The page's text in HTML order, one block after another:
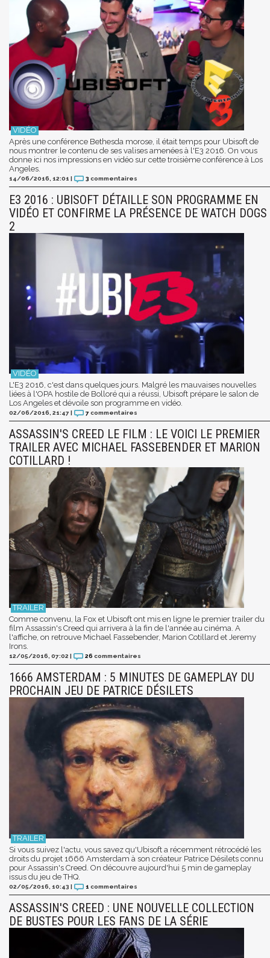
Après une conférence Bethesda morose, il était temps pour Ubisoft de
nous montrer le contenu de ses valises amenées à l'E3 2016. On vous
donne ici nos impressions en vidéo sur cette troisième conférence à Los
Angeles.
14/06/2016, 12:01 | 3 commentaires
E3 2016 : UBISOFT DÉTAILLE SON PROGRAMME EN
VIDÉO ET CONFIRME LA PRÉSENCE DE WATCH DOGS
2
L'E3 2016, c'est dans quelques jours. Malgré les mauvaises nouvelles
liées à l'OPA hostile de Bolloré qui a réussi, Ubisoft prépare le salon de
Los Angeles et dévoile son programme en vidéo.
02/06/2016, 21:47 | 7commentaires
ASSASSIN'S CREED LE FILM : LE VOICI LE PREMIER
TRAILER AVEC MICHAEL FASSEBENDER ET MARION
COTILLARD !
Comme convenu, la Fox et Ubisoft ont mis en ligne le premier trailer du
film Assassin's Creed qui arrivera à la fin de l'année au cinéma. A
l'affiche, on retrouve Michael Fassebender, Marion Cotillard et Jeremy
Irons.
12/05/2016, 07:02 | 26 commentaires
1666 AMSTERDAM : 5 MINUTES DE GAMEPLAY DU
PROCHAIN JEU DE PATRICE DÉSILETS
Si vous suivez l'actu, vous savez qu'Ubisoft a récemment rétrocédé les
droits du projet 1666 Amsterdam à son créateur Patrice Désilets connu
pour Assassin's Creed. On découvre aujourd'hui 5 min de gameplay
issus du jeu de THQ.
02/05/2016, 10:43 | 1 commentaires
ASSASSIN'S CREED : UNE NOUVELLE COLLECTION
DE BUSTES POUR LES FANS DE LA SÉRIE